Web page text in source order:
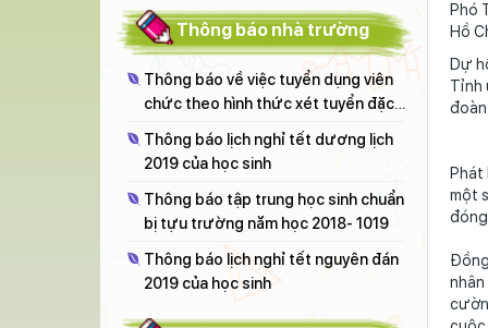
Thông báo nhà trường
Thông báo về việc tuyển dụng viên
chức theo hình thức xét tuyển đặc
Thông báo lịch nghỉ tết dương lịch
2019 của học sinh
Thông báo tập trung học sinh chuẩn
bị tựu trường năm học 2018- 1019
Thông báo lịch nghỉ tết nguyên đán
2019 của học sinh
Phó
Hồ
Dự
Tỉnh
Phát
một